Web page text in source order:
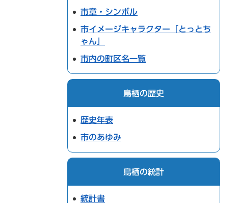
市章・シンボル
市イメージキャラクター「とっとち
ゃん」
市内の町区名一覧
鳥栖の歴史
歴史年表
市のあゆみ
鳥栖の統計
統計書